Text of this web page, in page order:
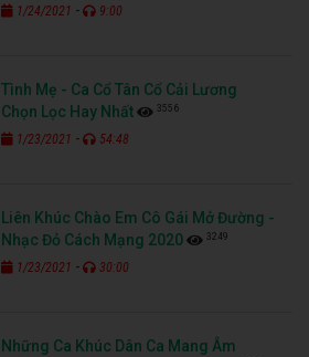
1/24/2021 - 9:00
Tình Mẹ - Ca Cổ Tân Cổ Cải Lương
Chọn Lọc Hay Nhất
3556
1/23/2021 - 54:48
Liên Khúc Chào Em Cô Gái Mở Đường -
Nhạc Đỏ Cách Mạng 2020
3249
1/23/2021 - 30:00
Những Ca Khúc Dân Ca Mang Âm